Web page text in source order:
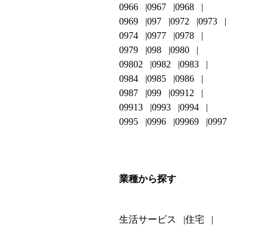
0966
0967
0968
0969
097 0972
0973
0974
0977
0978
0979
098
0980
09802
0982
0983
0984
0985
0986
0987
099
09912
09913
0993
0994
0995
0996 09969 0997
業種から探す
生活サービス 住宅